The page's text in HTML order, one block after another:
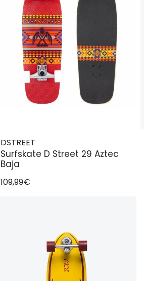
DSTREET
Surfskate D Street 29 Aztec
Baja
109,99€